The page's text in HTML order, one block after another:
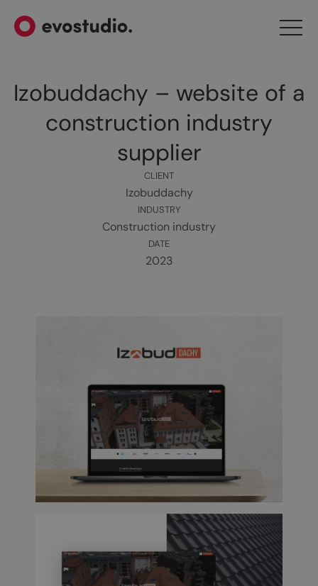
Izobuddachy – website of a
construction industry
supplier
CLIENT
Izobuddachy
INDUSTRY
Construction industry
DATE
2023